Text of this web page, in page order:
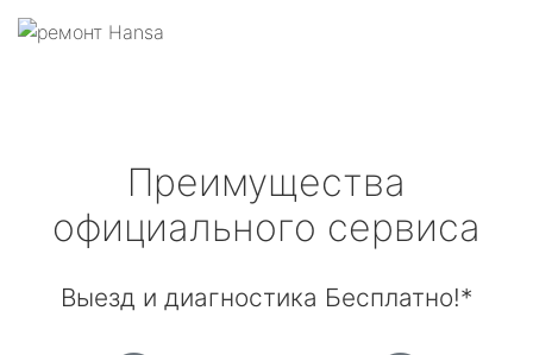
Преимущества
официального сервиса
Выезд и диагностика Бесплатно!*